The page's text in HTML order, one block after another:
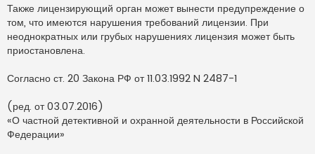
Также лицензирующий орган может вынести предупреждение о
том, что имеются нарушения требований лицензии. При
неоднократных или грубых нарушениях лицензия может быть
приостановлена.
Согласно ст. 20 Закона РФ от 11.03.1992 N 2487-1
(ред. от 03.07.2016)
«О частной детективной и охранной деятельности в Российской
Федерации»